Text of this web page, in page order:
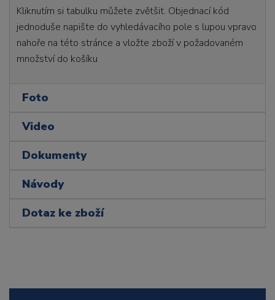
Kliknutím si tabulku můžete zvětšit. Objednací kód
jednoduše napište do vyhledávacího pole s lupou vpravo
nahoře na této stránce a vložte zboží v požadovaném
množství do košíku
Foto
Video
Dokumenty
Návody
Dotaz ke zboží